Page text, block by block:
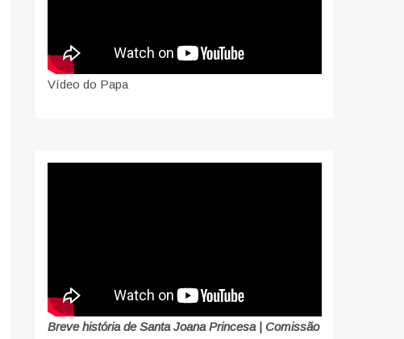
Vídeo do Papa
Breve história de Santa Joana Princesa | Comissão